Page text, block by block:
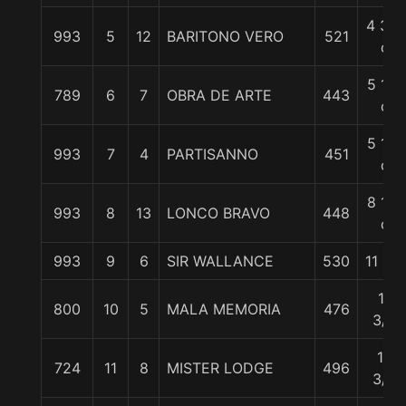
993 5 12 BARITONO VERO 521
4 3/4
c
789 6 7 OBRA DE ARTE 443
5 1/4
c
993 7 4 PARTISANNO 451
5 1/4
c
993 8 13 LONCO BRAVO 448
8 1/4
c
993 9 6 SIR WALLANCE 530 11 1/2
800 10 5 MALA MEMORIA 476
11
3/4
724 11 8 MISTER LODGE 496
12
3/4